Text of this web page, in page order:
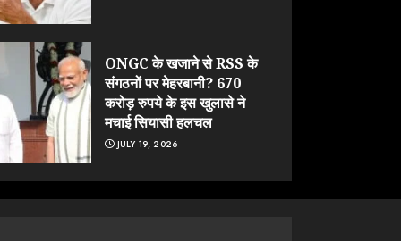
ONGC के खजाने से RSS के
संगठनों पर मेहरबानी? 670
करोड़ रुपये के इस खुलासे ने
मचाई सियासी हलचल
JULY 19, 2026